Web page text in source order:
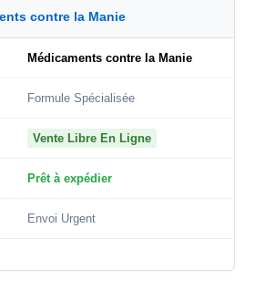
contre la Manie
Médicaments contre la Manie
Formule Spécialisée
Vente Libre En Ligne
Prêt à expédier
Envoi Urgent